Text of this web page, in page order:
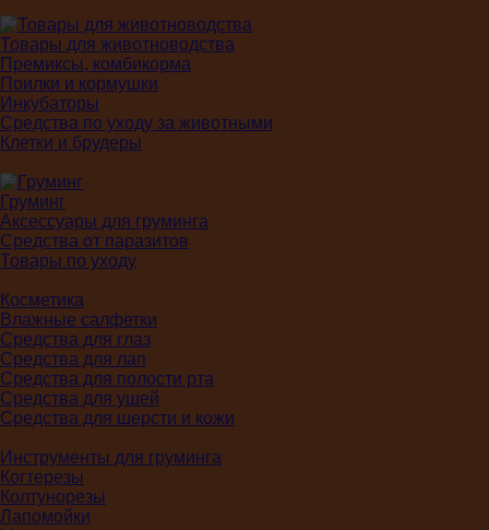
Товары для животноводства
Премиксы, комбикорма
Поилки и кормушки
Инкубаторы
Средства по уходу за животными
Клетки и брудеры
Груминг
Аксессуары для груминга
Средства от паразитов
Товары по уходу
Косметика
Влажные салфетки
Средства для глаз
Средства для лап
Средства для полости рта
Средства для ушей
Средства для шерсти и кожи
Инструменты для груминга
Когтерезы
Колтунорезы
Лапомойки